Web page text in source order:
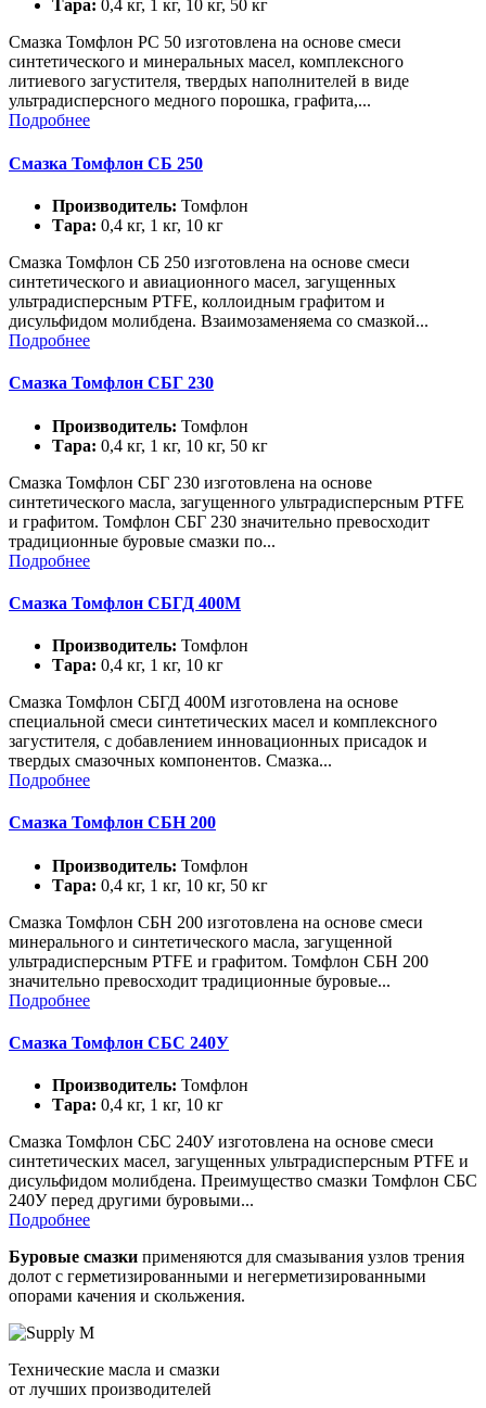
Тара: 0,4 кг, 1 кг, 10 кг, 50 кг
Смазка Томфлон РС 50 изготовлена на основе смеси
синтетического и минеральных масел, комплексного
литиевого загустителя, твердых наполнителей в виде
ультрадисперсного медного порошка, графита,...
Подробнее
Смазка Томфлон СБ 250
Производитель: Томфлон
Тара: 0,4 кг, 1 кг, 10 кг
Смазка Томфлон СБ 250 изготовлена на основе смеси
синтетического и авиационного масел, загущенных
ультрадисперсным PTFE, коллоидным графитом и
дисульфидом молибдена. Взаимозаменяема со смазкой...
Подробнее
Смазка Томфлон СБГ 230
Производитель: Томфлон
Тара: 0,4 кг, 1 кг, 10 кг, 50 кг
Смазка Томфлон СБГ 230 изготовлена на основе
синтетического масла, загущенного ультрадисперсным PTFE
и графитом. Томфлон СБГ 230 значительно превосходит
традиционные буровые смазки по...
Подробнее
Смазка Томфлон СБГД 400М
Производитель: Томфлон
Тара: 0,4 кг, 1 кг, 10 кг
Смазка Томфлон СБГД 400М изготовлена на основе
специальной смеси синтетических масел и комплексного
загустителя, с добавлением инновационных присадок и
твердых смазочных компонентов. Смазка...
Подробнее
Смазка Томфлон СБН 200
Производитель: Томфлон
Тара: 0,4 кг, 1 кг, 10 кг, 50 кг
Смазка Томфлон СБН 200 изготовлена на основе смеси
минерального и синтетического масла, загущенной
ультрадисперсным PTFE и графитом. Томфлон СБН 200
значительно превосходит традиционные буровые...
Подробнее
Смазка Томфлон СБС 240У
Производитель: Томфлон
Тара: 0,4 кг, 1 кг, 10 кг
Смазка Томфлон СБС 240У изготовлена на основе смеси
синтетических масел, загущенных ультрадисперсным PTFE и
дисульфидом молибдена. Преимущество смазки Томфлон СБС
240У перед другими буровыми...
Подробнее
Буровые смазки применяются для смазывания узлов трения
долот с герметизированными и негерметизированными
опорами качения и скольжения.
Технические масла и смазки
от лучших производителей